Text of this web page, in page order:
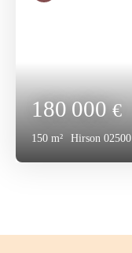
180 000€
150 m² Hirson 02500